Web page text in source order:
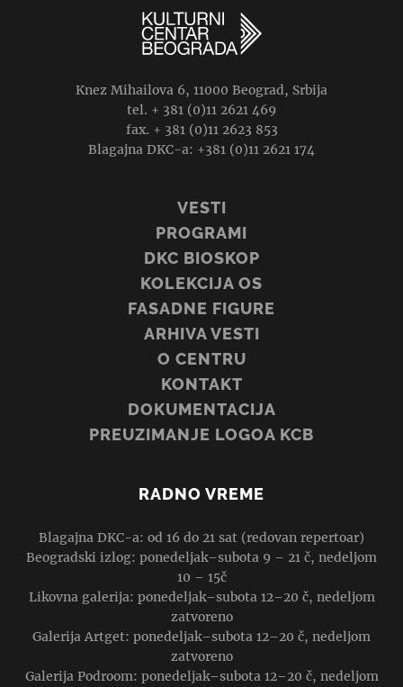
Knez Mihailova 6, 11000 Beograd, Srbija
tel. + 381 (0)11 2621 469
fax. + 381 (0)11 2623 853
Blagajna DKC-a: +381 (0)11 2621 174
VESTI
PROGRAMI
DKC BIOSKOP
KOLEKCIJA OS
FASADNE FIGURE
ARHIVA VESTI
O CENTRU
KONTAKT
DOKUMENTACIJA
PREUZIMANJE LOGOA KCB
RADNO VREME
Blagajna DKC-a: od 16 do 21 sat (redovan repertoar)
Beogradski izlog: ponedeljak–subota 9 – 21 č, nedeljom
10 – 15č
Likovna galerija: ponedeljak–subota 12–20 č, nedeljom
zatvoreno
Galerija Artget: ponedeljak–subota 12–20 č, nedeljom
zatvoreno
Galerija Podroom: ponedeljak–subota 12–20 č, nedeljom